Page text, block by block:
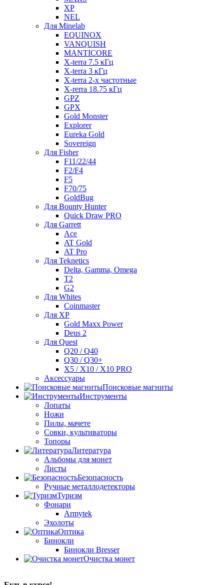
XP
NEL
Для Minelab
EQUINOX
VANQUISH
MANTICORE
X-terra 7.5 кГц
X-terra 3 кГц
X-terra 2-х частотные
X-rerra 18.75 кГц
GPZ
GPX
Gold Monster
Explorer
Eureka Gold
Sovereign
Для Fisher
F11/22/44
F2/F4
F5
F70/75
GoldBug
Для Bounty Hunter
Quick Draw PRO
Для Garrett
Ace
AT Gold
AT Pro
Для Teknetics
Delta, Gamma, Omega
Т2
G2
Для Whites
Coinmaster
Для XP
Gold Maxx Power
Deus 2
Для Quest
Q20 / Q40
Q30 / Q30+
X5 / X10 / X10 PRO
Аксессуары
Поисковые магниты
Инструменты
Лопаты
Ножи
Пилы, мачете
Совки, культиваторы
Топоры
Литература
Альбомы для монет
Листы
Безопасность
Ручные металлодетекторы
Туризм
Фонари
Armytek
Эхолоты
Оптика
Бинокли
Бинокли Bresser
Очистка монет